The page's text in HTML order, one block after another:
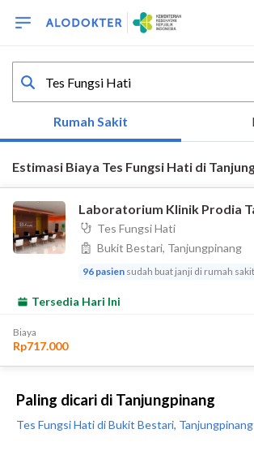
Paling dicari di Tanjungpinang
Tes Fungsi Hati di Bukit Bestari, Tanjungpinang